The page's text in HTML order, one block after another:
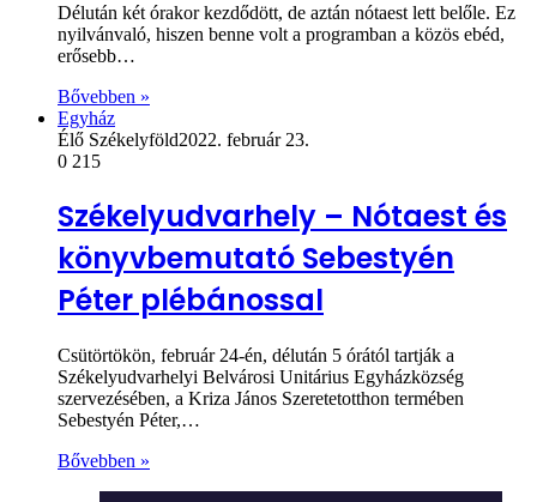
Délután két órakor kezdődött, de aztán nótaest lett belőle. Ez
nyilvánvaló, hiszen benne volt a programban a közös ebéd,
erősebb…
Bővebben »
Egyház
Élő Székelyföld2022. február 23.
0 215
Székelyudvarhely – Nótaest és
könyvbemutató Sebestyén
Péter plébánossal
Csütörtökön, február 24-én, délután 5 órától tartják a
Székelyudvarhelyi Belvárosi Unitárius Egyházközség
szervezésében, a Kriza János Szeretetotthon termében
Sebestyén Péter,…
Bővebben »